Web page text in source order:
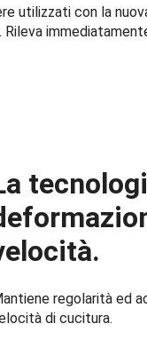
utilizzati con la
regolarità ed
di cucitura.